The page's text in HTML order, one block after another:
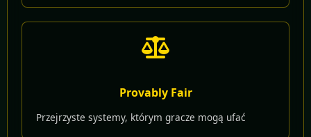
Provably Fair
Przejrzyste systemy, którym gracze mogą ufać